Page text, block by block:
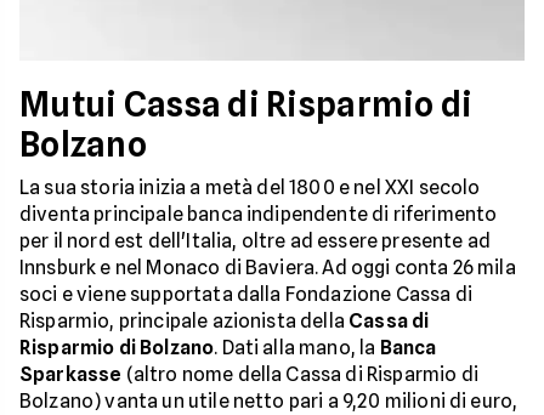
Mutui Cassa di Risparmio di
Bolzano
La sua storia inizia a metà del 1800 e nel XXI secolo
diventa principale banca indipendente di riferimento
per il nord est dell'Italia, oltre ad essere presente ad
Innsburk e nel Monaco di Baviera. Ad oggi conta 26 mila
soci e viene supportata dalla Fondazione Cassa di
Risparmio, principale azionista della Cassa di
Risparmio di Bolzano. Dati alla mano, la Banca
Sparkasse (altro nome della Cassa di Risparmio di
Bolzano) vanta un utile netto pari a 9,20 milioni di euro,